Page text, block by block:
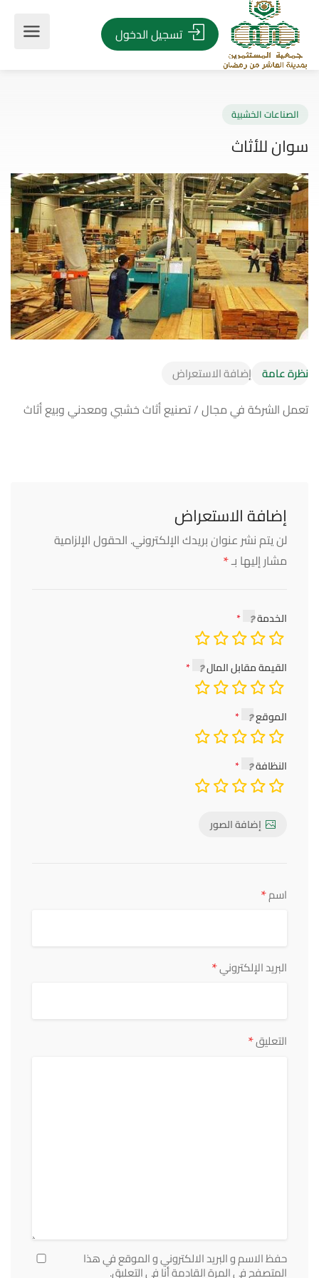
تسجيل الدخول
للأثاث
نظرة عامة إضافة الاستعراض
تعمل الشركة في مجال / تصنيع أثاث خشبي ومعدني وبيع أثاث
إضافة الاستعراض
لن يتم نشر عنوان بريدك الإلكتروني. الحقول الإلزامية
مشار إليها بـ*
الخدمة
القيمة مقابل المال
الموقع
النظافة
إضافة الصور
اسم*
البريد الإلكتروني*
التعليق*
حفظ الاسم و البريد الالكتروني و الموقع في هذا
المتصفح في المرة القادمة أنا في التعليق.